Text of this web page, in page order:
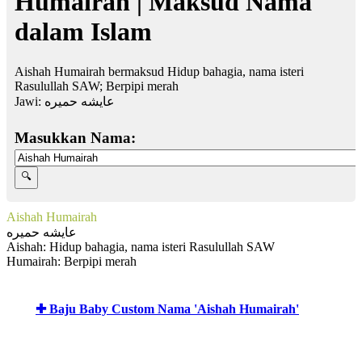
dalam Islam
Aishah Humairah bermaksud Hidup bahagia, nama isteri
Rasulullah SAW; Berpipi merah
Jawi: عايشه حميره
Masukkan Nama:
Aishah Humairah
عايشه حميره
Aishah: Hidup bahagia, nama isteri Rasulullah SAW
Humairah: Berpipi merah
✚ Baju Baby Custom Nama 'Aishah Humairah'